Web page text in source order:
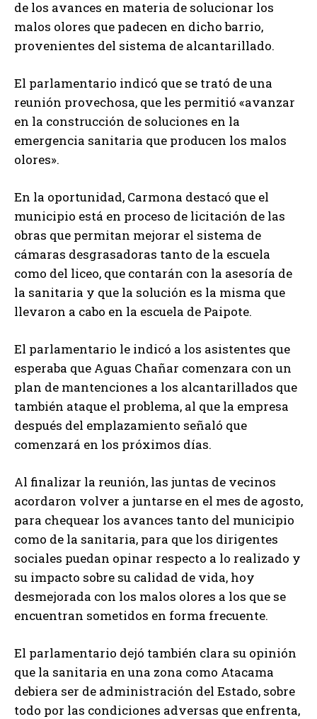
de los avances en materia de solucionar los
malos olores que padecen en dicho barrio,
provenientes del sistema de alcantarillado.
El parlamentario indicó que se trató de una
reunión provechosa, que les permitió «avanzar
en la construcción de soluciones en la
emergencia sanitaria que producen los malos
olores».
En la oportunidad, Carmona destacó que el
municipio está en proceso de licitación de las
obras que permitan mejorar el sistema de
cámaras desgrasadoras tanto de la escuela
como del liceo, que contarán con la asesoría de
la sanitaria y que la solución es la misma que
llevaron a cabo en la escuela de Paipote.
El parlamentario le indicó a los asistentes que
esperaba que Aguas Chañar comenzara con un
plan de mantenciones a los alcantarillados que
también ataque el problema, al que la empresa
después del emplazamiento señaló que
comenzará en los próximos días.
Al finalizar la reunión, las juntas de vecinos
acordaron volver a juntarse en el mes de agosto,
para chequear los avances tanto del municipio
como de la sanitaria, para que los dirigentes
sociales puedan opinar respecto a lo realizado y
su impacto sobre su calidad de vida, hoy
desmejorada con los malos olores a los que se
encuentran sometidos en forma frecuente.
El parlamentario dejó también clara su opinión
que la sanitaria en una zona como Atacama
debiera ser de administración del Estado, sobre
todo por las condiciones adversas que enfrenta,